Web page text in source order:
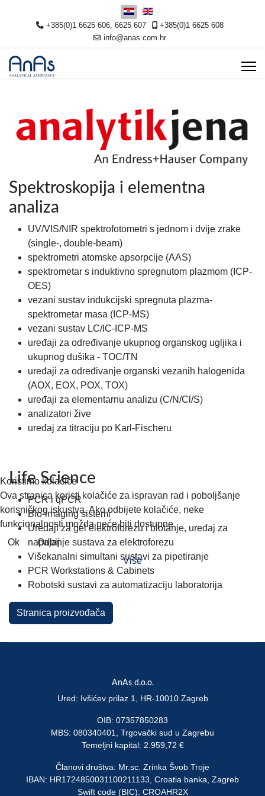
Odaberite svoj jezik
+385(0)1 6625 606, 6625 607
+385(0)1 6625 608
info@anas.com.hr
Spektroskopija i elementna
analiza
UV/VIS/NIR spektrofotometri s jednom i dvije zrake
(single-, double-beam)
spektrometri atomske apsorpcije (AAS)
spektrometar s induktivno spregnutom plazmom (ICP-
OES)
vezani sustav indukcijski spregnuta plazma-
spektrometar masa (ICP-MS)
vezani sustav LC/IC-ICP-MS
uređaji za određivanje ukupnog organskog ugljika i
ukupnog dušika - TOC/TN
uređaji za određivanje organski vezanih halogenida
(AOX, EOX, POX, TOX)
uređaji za elementarnu analizu (C/N/Cl/S)
analizatori žive
uređaj za titraciju po Karl-Fischeru
Life Science
PCR i qPCR
Bio-imaging sistemi
Uređaji za gel elektroforezu i blotanje, uređaj za
napajanje sustava za elektroforezu
Višekanalni simultani sustavi za pipetiranje
PCR Workstations & Cabinets
Robotski sustavi za automatizaciju laboratorija
Stranica proizvođača
AnAs d.o.o.
Ured: Ivšićev prilaz 1, HR-10010 Zagreb
OIB: 07357850283
MBS: 080340401, Trgovački sud u Zagrebu
Temeljni kapital: 2.959,72 €
Članovi društva: Mr.sc. Zrinka Švob Troje
IBAN: HR1724850031100211133, Croatia banka, Zagreb
Swift code (BIC): CROAHR2X
Koristimo kolačiće
Ova stranica koristi kolačiće za ispravan rad i poboljšanje
korisničkog iskustva. Ako odbijete kolačiće, neke
funkcionalnosti možda neće biti dostupne.
Ok
Odbij
Više